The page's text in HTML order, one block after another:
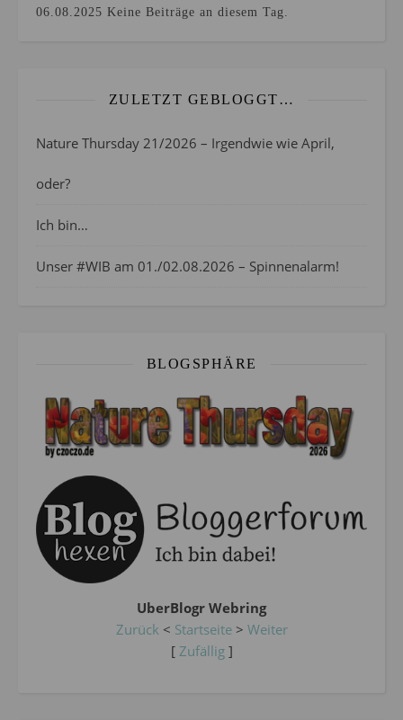
06.08.2025 Keine Beiträge an diesem Tag.
ZULETZT GEBLOGGT…
Nature Thursday 21/2026 – Irgendwie wie April,
oder?
Ich bin…
Unser #WIB am 01./02.08.2026 – Spinnenalarm!
BLOGSPHÄRE
UberBlogr Webring
Zurück < Startseite> Weiter
[ Zufällig]